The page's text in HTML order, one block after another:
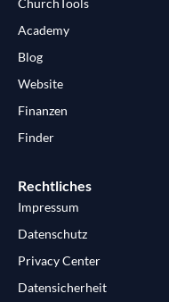
ChurchTools
Academy
Blog
Website
Finanzen
Finder
Rechtliches
Impressum
Datenschutz
Privacy Center
Datensicherheit